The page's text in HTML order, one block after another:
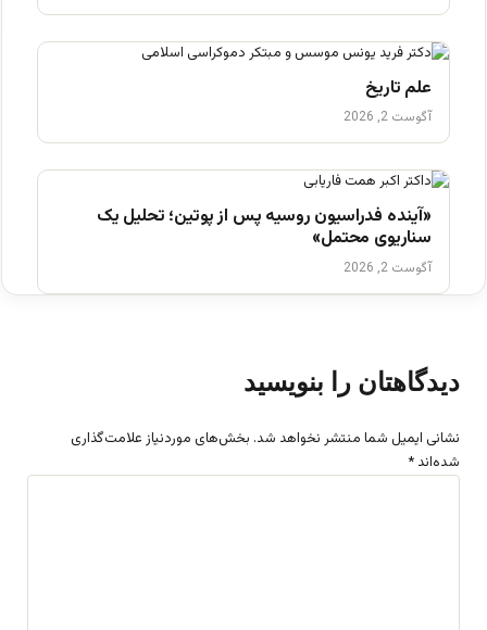
علم تاریخ
آگوست 2, 2026
«آینده فدراسیون روسیه پس از پوتین؛ تحلیل یک
سناریوی محتمل»
آگوست 2, 2026
دیدگاهتان را بنویسید
نشانی ایمیل شما منتشر نخواهد شد. بخش‌های موردنیاز علامت‌گذاری
شده‌اند *